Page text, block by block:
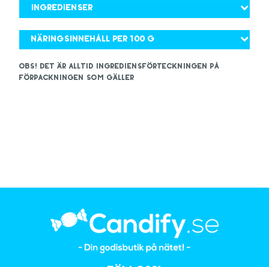
Ingredienser
Näringsinnehåll per 100 g
OBS! Det är alltid ingrediensförteckningen på
förpackningen som gäller